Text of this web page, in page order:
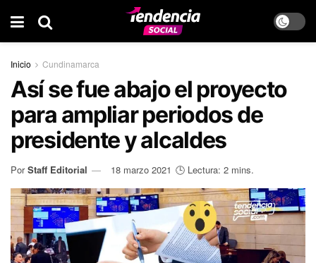
Inicio Cundinamarca
Así se fue abajo el proyecto
para ampliar periodos de
presidente y alcaldes
Por Staff Editorial 18 marzo 2021 🕒 Lectura: 2 mins.